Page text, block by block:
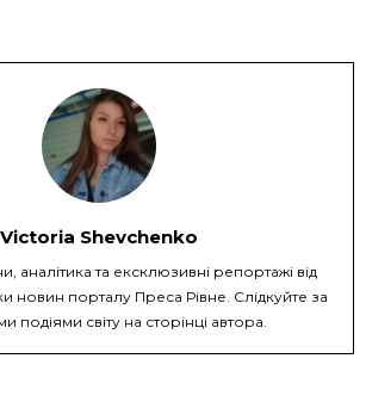
Victoria Shevchenko
аналітика та ексклюзивні репортажі від
новин порталу Преса Рівне. Слідкуйте за
подіями світу на сторінці автора.